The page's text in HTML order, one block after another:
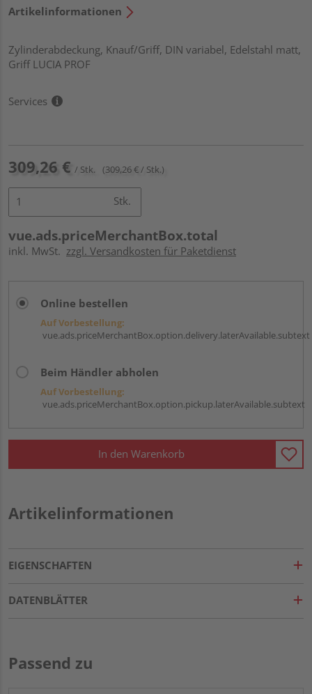
Artikelinformationen
Zylinderabdeckung, Knauf/Griff, DIN variabel, Edelstahl matt,
Griff LUCIA PROF
Services
309,26 € / Stk. (309,26 € / Stk.)
Stk.
vue.ads.priceMerchantBox.total
inkl. MwSt. zzgl. Versandkosten für Paketdienst
Online bestellen
Auf Vorbestellung:
vue.ads.priceMerchantBox.option.delivery.laterAvailable.subtext
Beim Händler abholen
Auf Vorbestellung:
vue.ads.priceMerchantBox.option.pickup.laterAvailable.subtext
In den Warenkorb
Artikelinformationen
EIGENSCHAFTEN
DATENBLÄTTER
Passend zu